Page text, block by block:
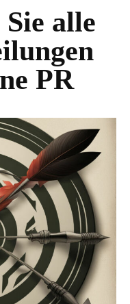
alle
PR